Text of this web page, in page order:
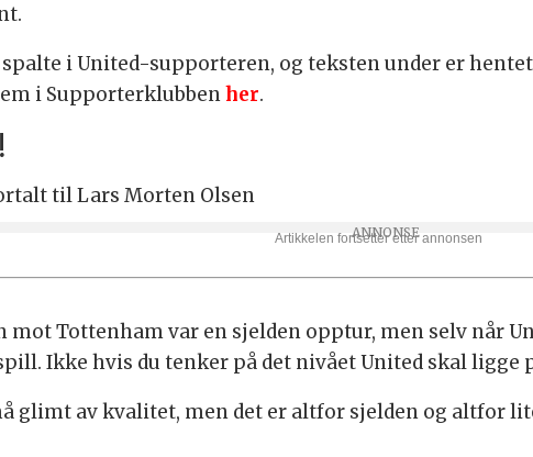
i United-supporteren, og teksten under er
i Supporterklubbenher.
til Lars Morten Olsen
mot Tottenham var en sjelden opptur, men selv når
Ikke hvis du tenker på det nivået United skal ligge
glimt av kvalitet, men det er altfor sjelden og altfor